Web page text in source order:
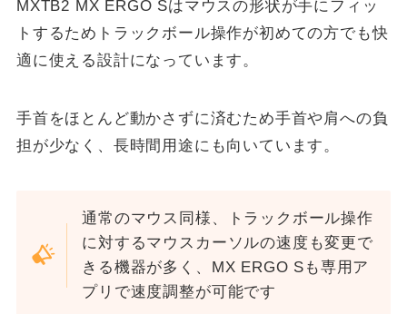
MXTB2 MX ERGO Sはマウスの形状が手にフィッ
トするためトラックボール操作が初めての方でも快
適に使える設計になっています。
手首をほとんど動かさずに済むため手首や肩への負
担が少なく、長時間用途にも向いています。
通常のマウス同様、トラックボール操作
に対するマウスカーソルの速度も変更で
きる機器が多く、MX ERGO Sも専用ア
プリで速度調整が可能です